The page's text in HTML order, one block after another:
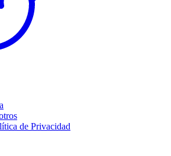
de Privacidad